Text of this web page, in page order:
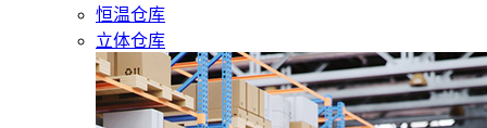
恒温仓库
立体仓库